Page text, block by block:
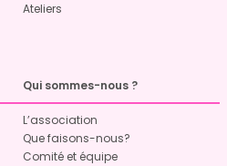
Ateliers
Qui sommes-nous ?
L’association
Que faisons-nous?
Comité et équipe